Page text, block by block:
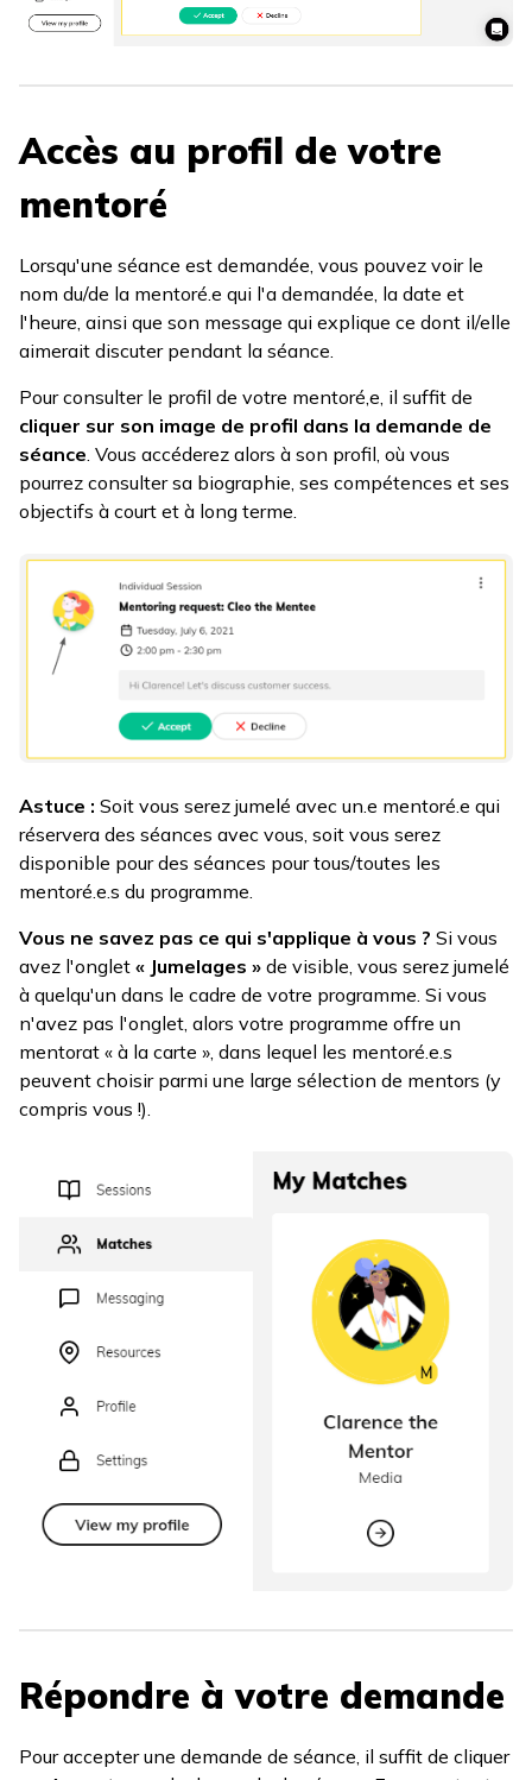
Accès au profil de votre
mentoré
Lorsqu'une séance est demandée, vous pouvez voir le
nom du/de la mentoré.e qui l'a demandée, la date et
l'heure, ainsi que son message qui explique ce dont il/elle
aimerait discuter pendant la séance.
Pour consulter le profil de votre mentoré,e, il suffit de
cliquer sur son image de profil dans la demande de
séance . Vous accéderez alors à son profil, où vous
pourrez consulter sa biographie, ses compétences et ses
objectifs à court et à long terme.
Astuce : Soit vous serez jumelé avec un.e mentoré.e qui
réservera des séances avec vous, soit vous serez
disponible pour des séances pour tous/toutes les
mentoré.e.s du programme.
Vous ne savez pas ce qui s'applique à vous ? Si vous
avez l'onglet « Jumelages » de visible, vous serez jumelé
à quelqu'un dans le cadre de votre programme. Si vous
n'avez pas l'onglet, alors votre programme offre un
mentorat « à la carte », dans lequel les mentoré.e.s
peuvent choisir parmi une large sélection de mentors (y
compris vous !).
Répondre à votre demande
Pour accepter une demande de séance, il suffit de cliquer